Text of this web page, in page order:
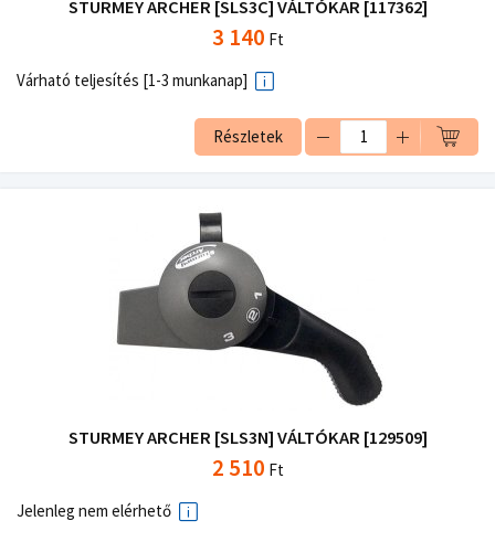
STURMEY ARCHER [SLS3C] VÁLTÓKAR [117362]
3 140 Ft
Várható teljesítés [1-3 munkanap]
Részletek
STURMEY ARCHER [SLS3N] VÁLTÓKAR [129509]
2 510 Ft
Jelenleg nem elérhető